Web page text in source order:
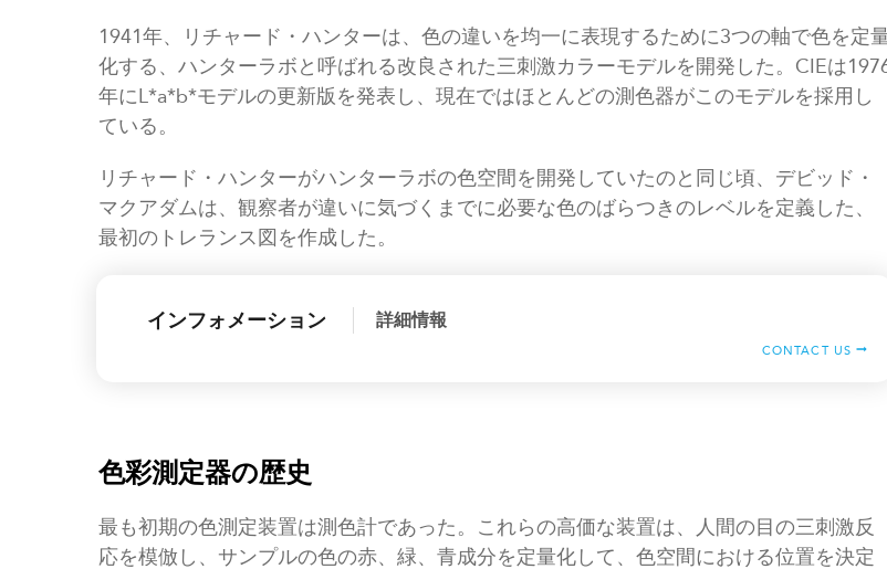
1941年、リチャード・ハンターは、色の違いを均一に表現するために3つの軸で色を定
化する、ハンターラボと呼ばれる改良された三刺激カラーモデルを開発した。CIEは
年にL*a*b*モデルの更新版を発表し、現在ではほとんどの測色器がこのモデルを採用し
ている。
リチャード・ハンターがハンターラボの色空間を開発していたのと同じ頃、デビッド・
マクアダムは、観察者が違いに気づくまでに必要な色のばらつきのレベルを定義した、
最初のトレランス図を作成した。
インフォメーション 詳細情報
CONTACT US
色彩測定器の歴史
最も初期の色測定装置は測色計であった。これらの高価な装置は、人間の目の三刺激反
応を模倣し、サンプルの色の赤、緑、青成分を定量化して、色空間における位置を決定